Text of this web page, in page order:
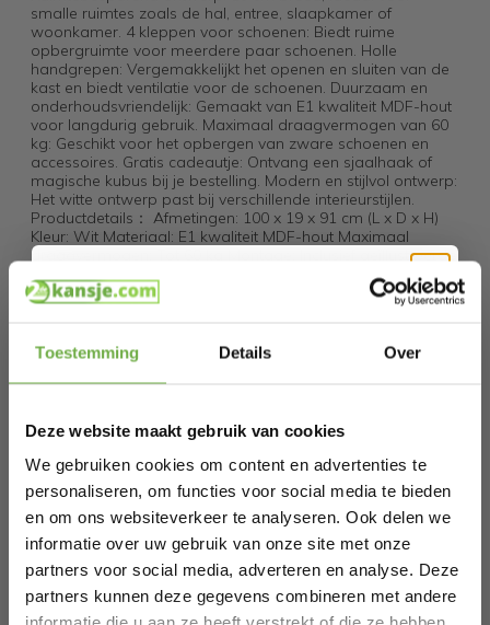
Toestemming Details Over
Deze website maakt gebruik van cookies
We gebruiken cookies om content en advertenties te
personaliseren, om functies voor social media te bieden
en om ons websiteverkeer te analyseren. Ook delen we
informatie over uw gebruik van onze site met onze
partners voor social media, adverteren en analyse. Deze
partners kunnen deze gegevens combineren met andere
smalle ruimtes zoals de hal, entree, slaapkamer of
woonkamer. 4 kleppen voor schoenen: Biedt ruime
opbergruimte voor meerdere paar schoenen. Holle
handgrepen: Vergemakkelijkt het openen en sluiten van de
kast en biedt ventilatie voor de schoenen. Duurzaam en
onderhoudsvriendelijk: Gemaakt van E1 kwaliteit MDF-hout
voor langdurig gebruik. Maximaal draagvermogen van 60
kg: Geschikt voor het opbergen van zware schoenen en
accessoires. Gratis cadeautje: Ontvang een sjaalhaak of
magische kubus bij je bestelling. Modern en stijlvol ontwerp:
Het witte ontwerp past bij verschillende interieurstijlen.
Productdetails： Afmetingen: 100 x 19 x 91 cm (L x D x H)
Kleur: Wit Materiaal: E1 kwaliteit MDF-hout Maximaal
draagvermogen: Tot 60 kg Montage: Inclusief geïllustreerde
Gerelateerde producten
NIEUW
SoBuy Schoenenkast met 2 Kleppen -
Schrijf je in en ontvang
Bij 2dekansje.com profiteer je van
kortingen tot wel 70%.